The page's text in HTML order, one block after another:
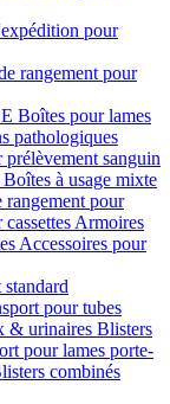
pour
rangement pour
Boîtes pour lames
pathologiques
sanguin
Boîtes à usage mixte
rangement pour
Armoires
Accessoires pour
pour tubes
& urinaires Blisters
pour lames porte-
combinés